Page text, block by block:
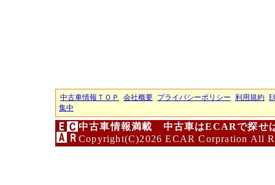
中古車情報ＴＯＰ 会社概要 プライバシーポリシー 利用規約
集中
中古車情報満載 中古車はECARで探せ
Copyright(C)2026 ECAR Corpration All